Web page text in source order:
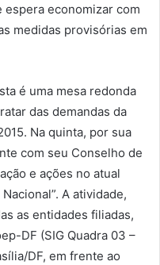
economizar com
medidas provisórias em
é uma mesa redonda
das demandas da
Na quinta, por sua
com seu Conselho de
e ações no atual
A atividade,
as entidades filiadas,
DF (SIG Quadra 03 –
DF, em frente ao